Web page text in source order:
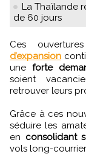
La Thaïlande
de 60 jours
Ces
d’expansion
uneforte
soient
retrouver leurs
Grâce à ces
séduire les
en consolidant
vols long-